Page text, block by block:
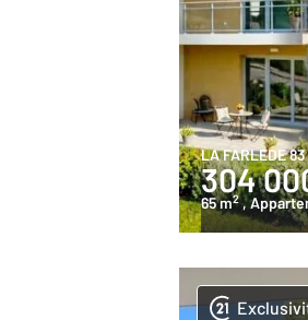
LA FARLEDE 83
304
65 m2 ,